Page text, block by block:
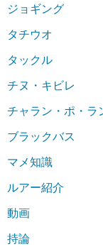
ジョギング
タチウオ
タックル
チヌ・キビレ
チャラン・ポ・ラ
ブラックバス
マメ知識
ルアー紹介
動画
持論